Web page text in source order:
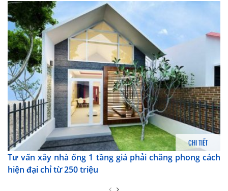
CHI TIẾT
Tư vấn xây nhà ống 1 tầng giá phải chăng phong cách
hiện đại chỉ từ 250 triệu